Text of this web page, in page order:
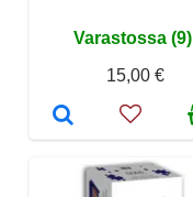
Varastossa (9)
15,00 €